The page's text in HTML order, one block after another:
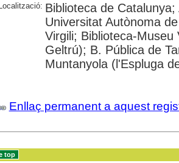
Localització: Biblioteca de
Universitat Autònoma
Virgili; Biblioteca-
Geltrú); B. Pública de
Muntanyola (l'Espluga
Enllaç permanent a aquest